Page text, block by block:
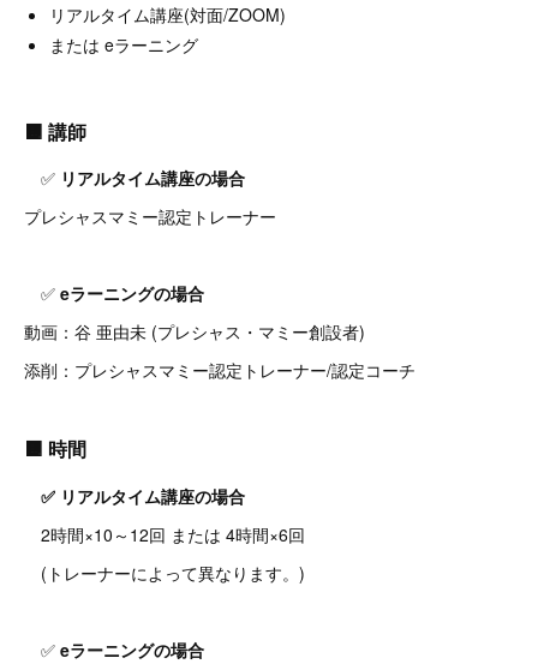
リアルタイム講座(対面/ZOOM)
または eラーニング
🟧 講師
✅ リアルタイム講座の場合
プレシャスマミー認定トレーナー
✅ eラーニングの場合
動画：谷 亜由未 (プレシャス・マミー創設者)
添削：プレシャスマミー認定トレーナー/認定コーチ
🟧 時間
✅ リアルタイム講座の場合
2時間×10～12回 または 4時間×6回
(トレーナーによって異なります。)
✅ eラーニングの場合